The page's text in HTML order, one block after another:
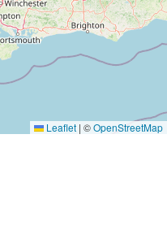
Leaflet | ©OpenStreetMap